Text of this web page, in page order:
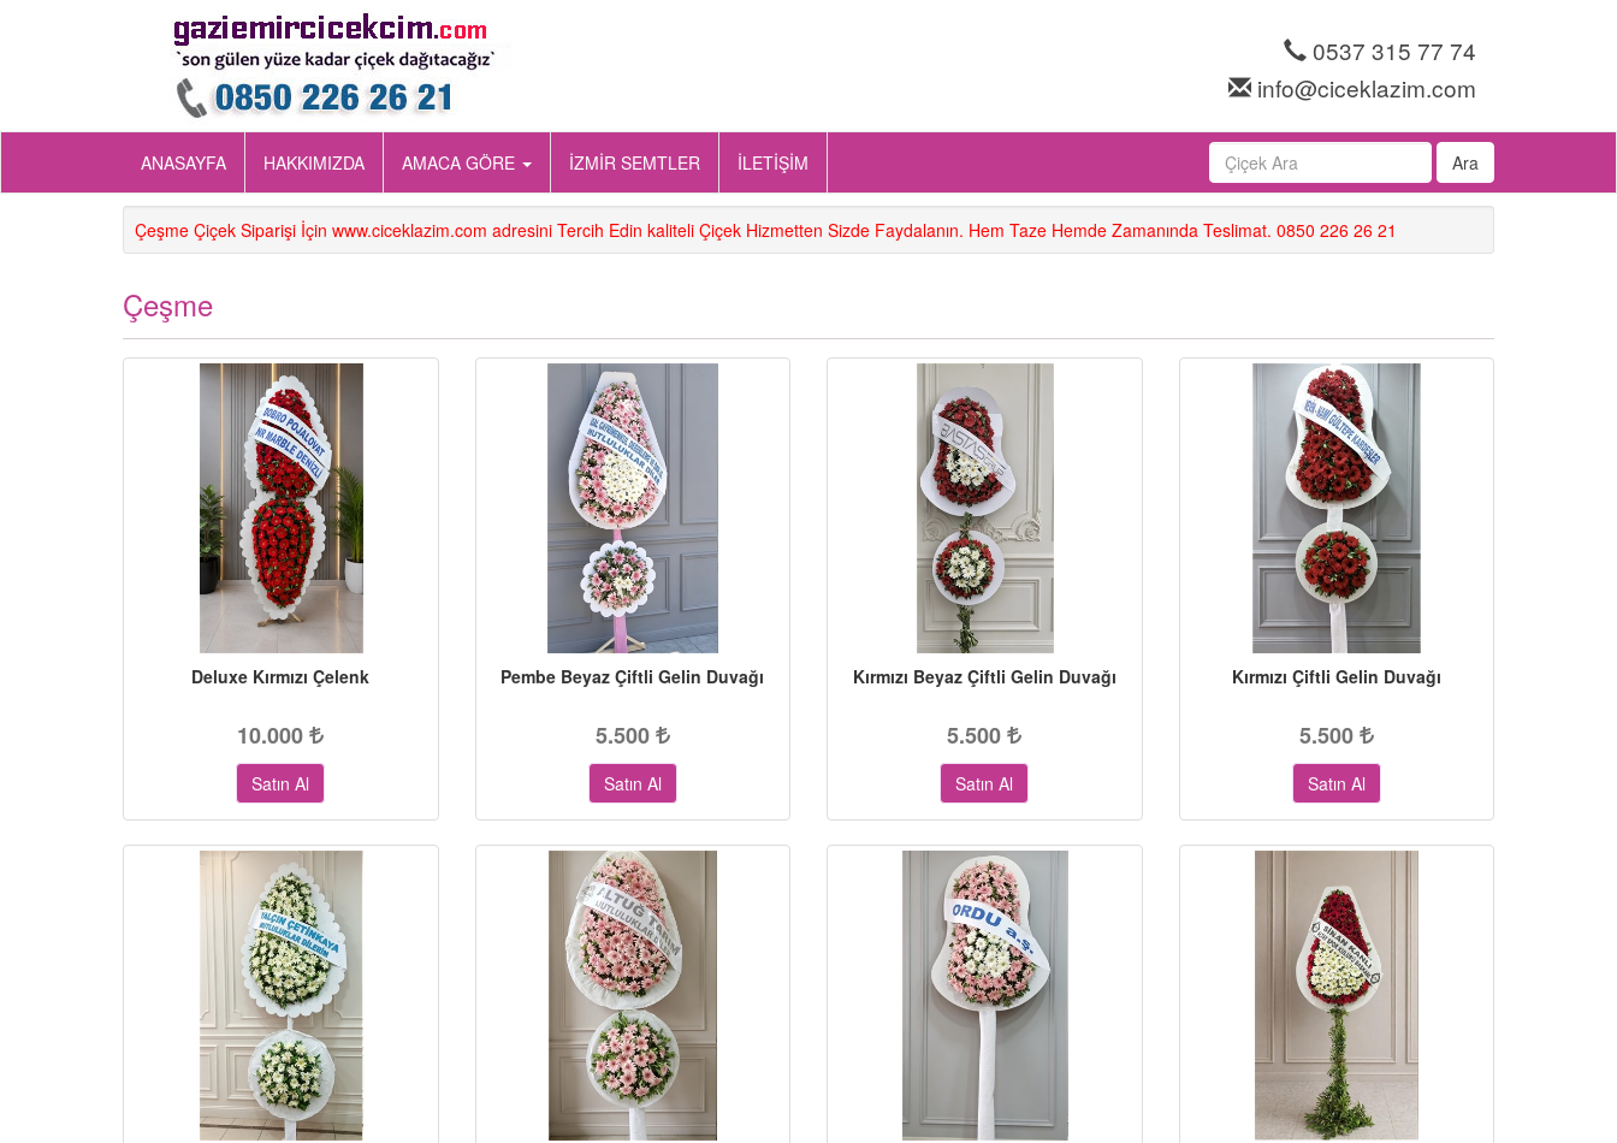
0537 315 77 74
info@ciceklazim.com
ANASAYFA HAKKIMIZDA AMACA GÖRE İZMİR SEMTLER İLETİŞİM Ara
Çeşme Çiçek Siparişi İçin www.ciceklazim.com adresini Tercih Edin kaliteli Çiçek Hizmetten Sizde Faydalanın. Hem Taze Hemde Zamanında Teslimat. 0850 226 26 21
Çeşme
Deluxe Kırmızı Çelenk
10.000
Satın Al
Pembe Beyaz Çiftli Gelin Duvağı
5.500
Satın Al
Kırmızı Beyaz Çiftli Gelin Duvağı
5.500
Satın Al
Kırmızı Çiftli Gelin Duvağı
5.500
Satın Al